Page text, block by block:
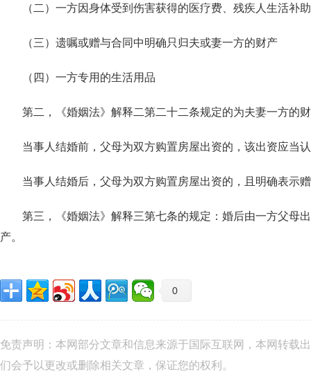
（二）一方因身体受到伤害获得的医疗费、残疾人生活补
（三）遗嘱或赠与合同中明确只归夫或妻一方的财产
（四）一方专用的生活用品
第二，《婚姻法》解释二第二十二条规定的为夫妻一方的
当事人结婚前，父母为双方购置房屋出资的，该出资应当
当事人结婚后，父母为双方购置房屋出资的，且明确表示赠
第三，《婚姻法》解释三第七条的规定：婚后由一方父母出
产。
0
免责声明：本网部分文章和信息来源于国际互联网，本网转载
们会予以更改或删除相关文章，保证您的权利。